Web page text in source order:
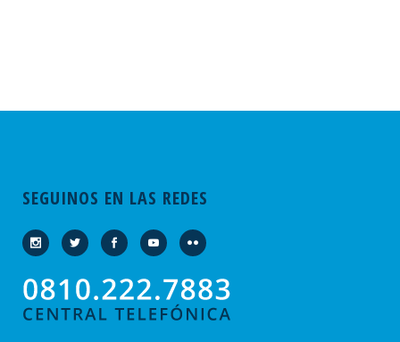
SEGUINOS EN LAS REDES